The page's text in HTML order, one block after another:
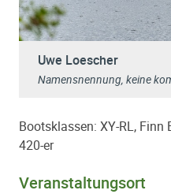
Uwe Loescher
Namensnennung, keine
Bootsklassen: XY-RL, Finn
420-er
Veranstaltungsort